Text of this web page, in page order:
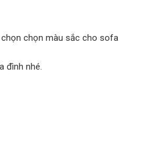
chọn màu sắc cho sofa
đình nhé.